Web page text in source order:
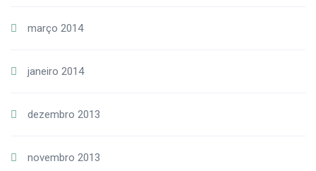
março 2014
janeiro 2014
dezembro 2013
novembro 2013